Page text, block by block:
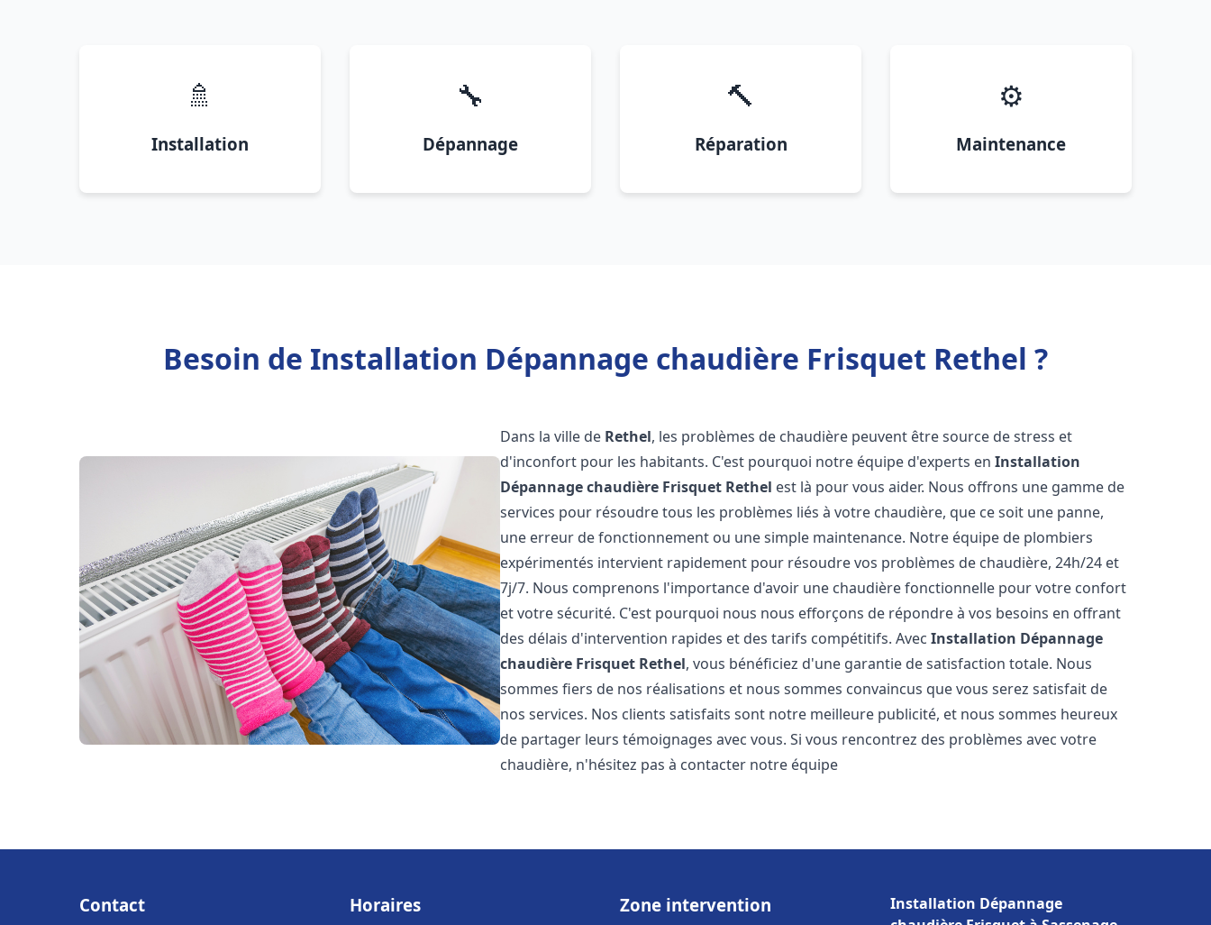
🚿
Installation
🔧
Dépannage
🔨
Réparation
⚙️
Maintenance
Besoin de Installation Dépannage chaudière Frisquet Rethel ?
Dans la ville de Rethel, les problèmes de chaudière peuvent être source de stress et
d'inconfort pour les habitants. C'est pourquoi notre équipe d'experts enInstallation
Dépannage chaudière Frisquet Rethel est là pour vous aider. Nous offrons une gamme de
services pour résoudre tous les problèmes liés à votre chaudière, que ce soit une panne,
une erreur de fonctionnement ou une simple maintenance. Notre équipe de plombiers
expérimentés intervient rapidement pour résoudre vos problèmes de chaudière, 24h/24 et
7j/7. Nous comprenons l'importance d'avoir une chaudière fonctionnelle pour votre confort
et votre sécurité. C'est pourquoi nous nous efforçons de répondre à vos besoins en offrant
des délais d'intervention rapides et des tarifs compétitifs. AvecInstallation Dépannage
chaudière Frisquet Rethel, vous bénéficiez d'une garantie de satisfaction totale. Nous
sommes fiers de nos réalisations et nous sommes convaincus que vous serez satisfait de
nos services. Nos clients satisfaits sont notre meilleure publicité, et nous sommes heureux
de partager leurs témoignages avec vous. Si vous rencontrez des problèmes avec votre
chaudière, n'hésitez pas à contacter notre équipe
Contact Horaires Zone intervention
Installation Dépannage